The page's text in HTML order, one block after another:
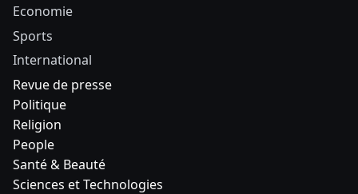
Economie
Sports
International
Revue de presse
Politique
Religion
People
Santé & Beauté
Sciences et Technologies